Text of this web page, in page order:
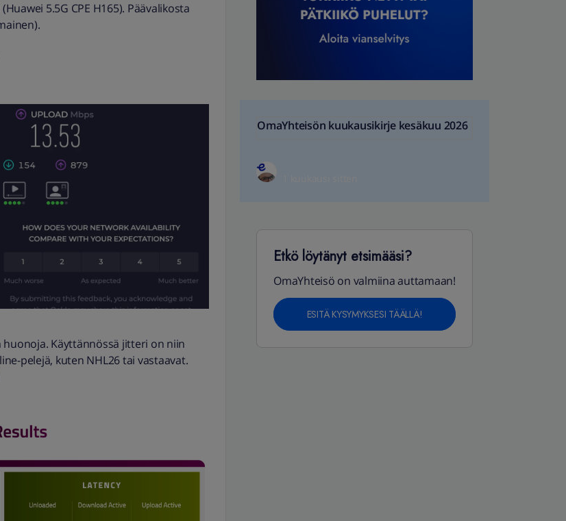
5.5G CPE H165). Päävalikosta
Käyttännössä jitteri on niin
pelejä, kuten NHL26 tai vastaavat.
OmaYhteisön kuukausikirje kesäkuu 2026
Etkö löytänyt etsimääsi?
OmaYhteisö on valmiina auttamaan!
ESITÄ KYSYMYKSESI TÄÄLLÄ!